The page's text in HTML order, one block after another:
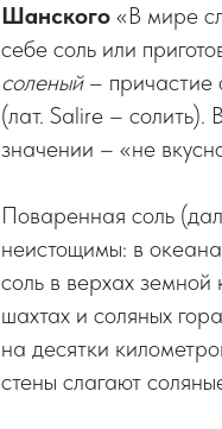
Шанского «В мире
себе соль или
соленый– причастие
(лат. Salire –
значении – «не
Поваренная соль
неистощимы: в
соль в верхах
шахтах и соляных
на десятки
стены слагают